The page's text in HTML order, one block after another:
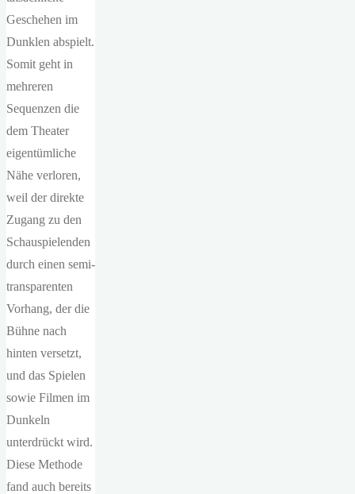
Geschehen im
Dunklen abspielt.
Somit geht in
mehreren
Sequenzen die
dem Theater
eigentümliche
Nähe verloren,
weil der direkte
Zugang zu den
Schauspielenden
durch einen semi-
transparenten
Vorhang, der die
Bühne nach
hinten versetzt,
und das Spielen
sowie Filmen im
Dunkeln
unterdrückt wird.
Diese Methode
fand auch bereits